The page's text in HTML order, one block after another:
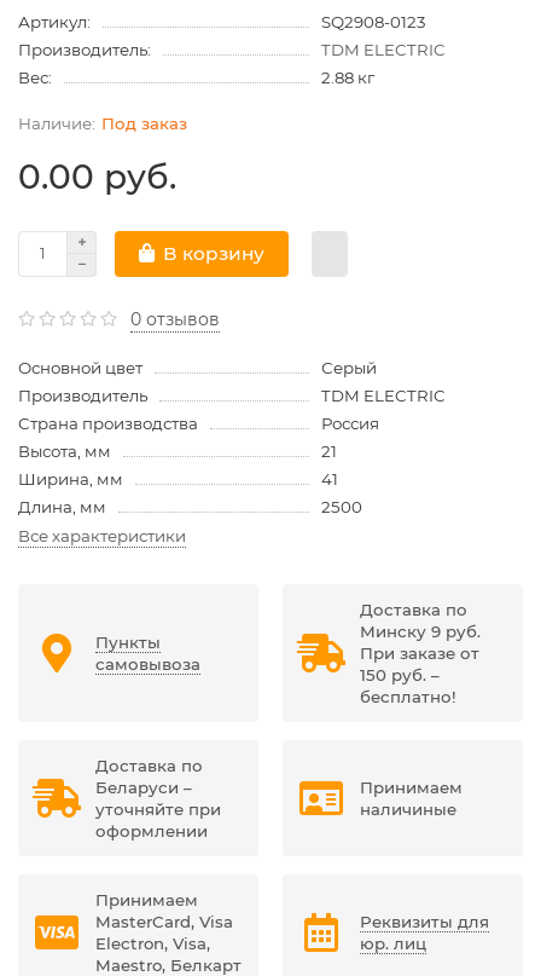
Артикул:
SQ2908-0123
Производитель:
TDM ELECTRIC
Вес:
2.88 кг
Под заказ
0.00 руб.
В корзину
0 отзывов
Основной цвет
Серый
Производитель
TDM ELECTRIC
Страна производства
Россия
Высота, мм
21
Ширина, мм
41
Длина, мм
2500
Все характеристики
Пункты
самовывоза
Доставка по
Минску 9 руб.
При заказе от
150 руб. –
бесплатно!
Доставка по
Беларуси –
уточняйте при
оформлении
Принимаем
наличиные
Принимаем
MasterCard, Visa
Electron, Visa,
Maestro, Белкарт
Реквизиты для
юр. лиц